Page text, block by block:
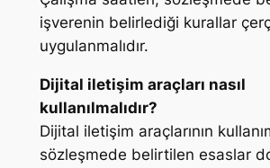
işverenin belirlediği kurallar
uygulanmalıdır.
Dijital iletişim araçları nasıl
kullanılmalıdır?
Dijital iletişim araçlarının
sözleşmede belirtilen esaslar